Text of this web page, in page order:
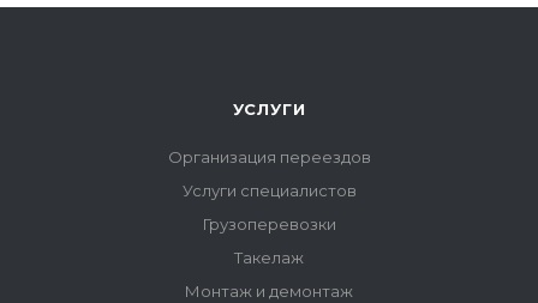
УСЛУГИ
Организация переездов
Услуги специалистов
Грузоперевозки
Такелаж
Монтаж и демонтаж